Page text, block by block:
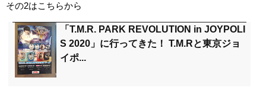
その2はこちらから
「T.M.R. PARK REVOLUTION in JOYPOLI
S 2020」に行ってきた！ T.M.Rと東京ジョ
イポ...